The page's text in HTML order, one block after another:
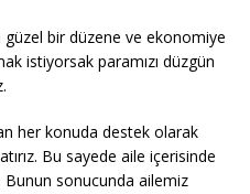
bir düzene ve ekonomiye
istiyorsak paramızı düzgün
her konuda destek olarak
Bu sayede aile içerisinde
Bunun sonucunda ailemiz